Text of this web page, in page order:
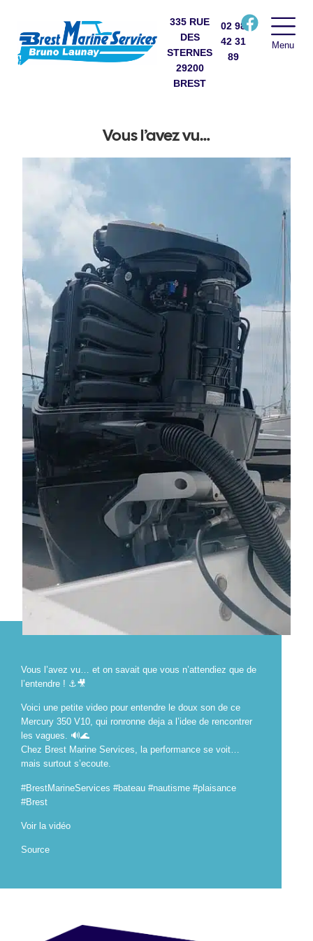
335 RUE
DES
STERNES
29200
BREST
02 98
42 31
89
Menu
Vous l’avez vu…
Vous l’avez vu… et on savait que vous n’attendiez que de
l’entendre ! ⚓🎥
Voici une petite video pour entendre le doux son de ce
Mercury 350 V10, qui ronronne deja a l’idee de rencontrer
les vagues. 🔊🌊
Chez Brest Marine Services, la performance se voit…
mais surtout s’ecoute.
#BrestMarineServices #bateau #nautisme #plaisance
#Brest
Voir la vidéo
Source